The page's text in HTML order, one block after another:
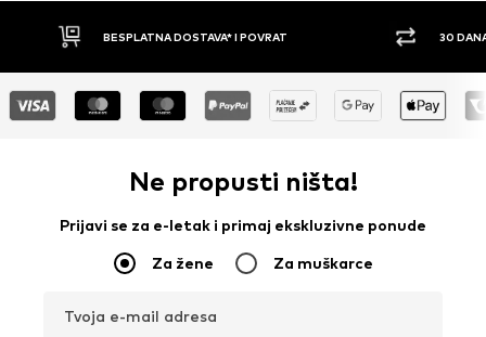
BESPLATNA DOSTAVA* I POVRAT 30
Ne propusti ništa!
Prijavi se za e-letak i primaj ekskluzivne ponude
Za žene Za muškarce
Tvoja e-mail adresa